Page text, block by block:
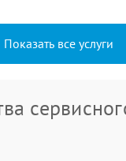
Показать все услуги